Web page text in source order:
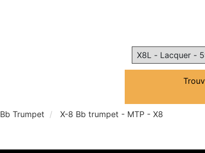
Bb Trumpet X-8 Bb trumpet - MTP - X8